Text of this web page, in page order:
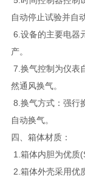
自动停止试验并自
6.设备的主要电器
产。
7.换气控制为仪表
然通风换气。
8.换气方式：强行
自动换气。
四、箱体材质：
1.箱体内胆为优质
2.箱体外壳采用优